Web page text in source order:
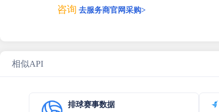
咨询 去服务商官网采购>
相似API
排球赛事数据